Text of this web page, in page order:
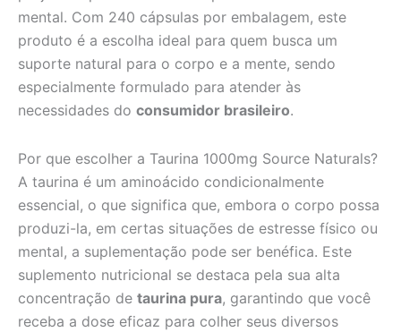
mental. Com 240 cápsulas por embalagem, este
produto é a escolha ideal para quem busca um
suporte natural para o corpo e a mente, sendo
especialmente formulado para atender às
necessidades do consumidor brasileiro.
Por que escolher a Taurina 1000mg Source Naturals?
A taurina é um aminoácido condicionalmente
essencial, o que significa que, embora o corpo possa
produzi-la, em certas situações de estresse físico ou
mental, a suplementação pode ser benéfica. Este
suplemento nutricional se destaca pela sua alta
concentração de taurina pura, garantindo que você
receba a dose eficaz para colher seus diversos